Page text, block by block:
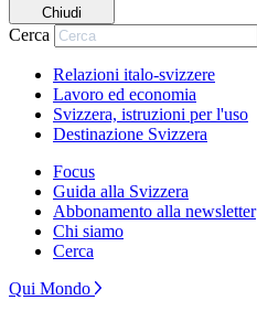
Chiudi
Cerca
Relazioni italo-svizzere
Lavoro ed economia
Svizzera, istruzioni per l'uso
Destinazione Svizzera
Focus
Guida alla Svizzera
Abbonamento alla newsletter
Chi siamo
Cerca
Qui Mondo